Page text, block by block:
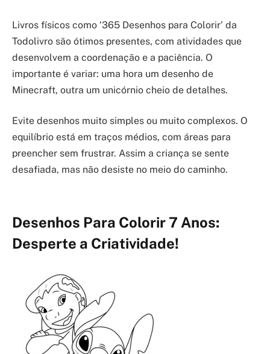
Livros físicos como ‘365 Desenhos para Colorir’ da
Todolivro são ótimos presentes, com atividades que
desenvolvem a coordenação e a paciência. O
importante é variar: uma hora um desenho de
Minecraft, outra um unicórnio cheio de detalhes.
Evite desenhos muito simples ou muito complexos. O
equilíbrio está em traços médios, com áreas para
preencher sem frustrar. Assim a criança se sente
desafiada, mas não desiste no meio do caminho.
Desenhos Para Colorir 7 Anos:
Desperte a Criatividade!